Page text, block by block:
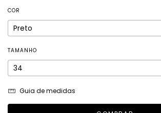
COR
TAMANHO
Guia de medidas